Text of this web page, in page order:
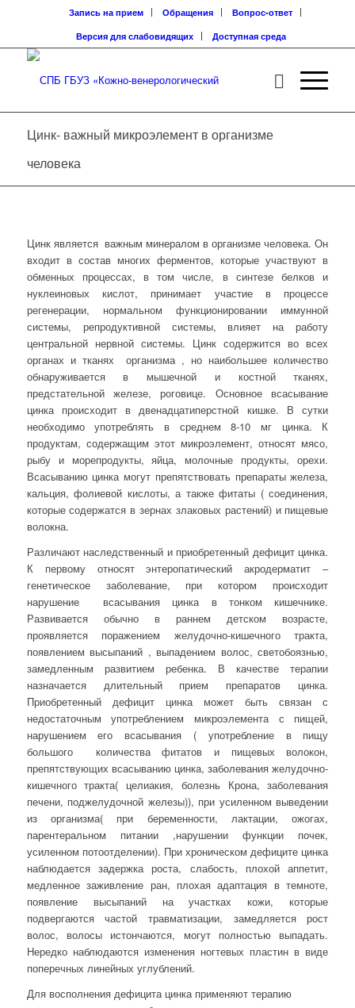
Запись на прием Обращения
Вопрос-ответ
Версия для слабовидящих
Доступная среда
Цинк- важный микроэлемент в организме
человека
Цинк является важным минералом в организме человека. Он
входит в состав многих ферментов, которые участвуют в
обменных процессах, в том числе, в синтезе белков и
нуклеиновых кислот, принимает участие в процессе
регенерации, нормальном функционировании иммунной
системы, репродуктивной системы, влияет на работу
центральной нервной системы. Цинк содержится во всех
органах и тканях организма , но наибольшее количество
обнаруживается в мышечной и костной тканях,
предстательной железе, роговице. Основное всасывание
цинка происходит в двенадцатиперстной кишке. В сутки
необходимо употреблять в среднем 8-10 мг цинка. К
продуктам, содержащим этот микроэлемент, относят мясо,
рыбу и морепродукты, яйца, молочные продукты, орехи.
Всасыванию цинка могут препятствовать препараты железа,
кальция, фолиевой кислоты, а также фитаты ( соединения,
которые содержатся в зернах злаковых растений) и пищевые
волокна.
Различают наследственный и приобретенный дефицит цинка.
К первому относят энтеропатический акродерматит –
генетическое заболевание, при котором происходит
нарушение всасывания цинка в тонком кишечнике.
Развивается обычно в раннем детском возрасте,
проявляется поражением желудочно-кишечного тракта,
появлением высыпаний , выпадением волос, светобоязнью,
замедленным развитием ребенка. В качестве терапии
назначается длительный прием препаратов цинка.
Приобретенный дефицит цинка может быть связан с
недостаточным употреблением микроэлемента с пищей,
нарушением его всасывания ( употребление в пищу
большого количества фитатов и пищевых волокон,
препятствующих всасыванию цинка, заболевания желудочно-
кишечного тракта( целиакия, болезнь Крона, заболевания
печени, поджелудочной железы)), при усиленном выведении
из организма( при беременности, лактации, ожогах,
парентеральном питании ,нарушении функции почек,
усиленном потоотделении). При хроническом дефиците цинка
наблюдается задержка роста, слабость, плохой аппетит,
медленное заживление ран, плохая адаптация в темноте,
появление высыпаний на участках кожи, которые
подвергаются частой травматизации, замедляется рост
волос, волосы истончаются, могут полностью выпадать.
Нередко наблюдаются изменения ногтевых пластин в виде
поперечных линейных углублений.
Для восполнения дефицита цинка применяют терапию